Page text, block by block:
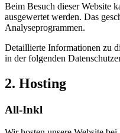
Beim Besuch dieser Website
ausgewertet werden. Das
Analyseprogrammen.
Detaillierte Informationen zu
in der folgenden
2. Hosting
All-Inkl